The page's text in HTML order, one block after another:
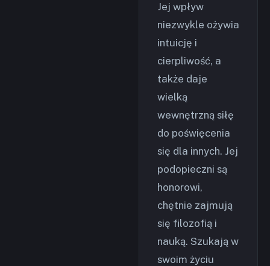
Jej wpływ
niezwykle ożywia
intuicję i
cierpliwość, a
także daje
wielką
wewnętrzną siłę
do poświęcenia
się dla innych. Jej
podopieczni są
honorowi,
chętnie zajmują
się filozofią i
nauką. Szukają w
swoim życiu